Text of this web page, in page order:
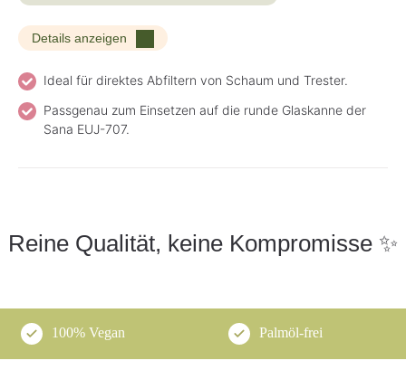
Details anzeigen
Ideal für direktes Abfiltern von Schaum und Trester.
Passgenau zum Einsetzen auf die runde Glaskanne der
Sana EUJ-707.
Reine Qualität, keine Kompromisse ✨
100% Vegan Palmöl-frei